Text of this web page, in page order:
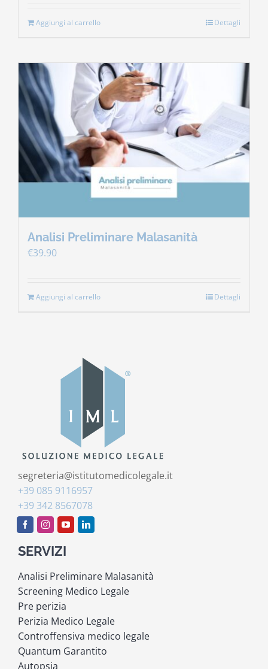
Aggiungi al carrello Dettagli
Analisi Preliminare Malasanità
€39.90
Aggiungi al carrello Dettagli
segreteria@istitutomedicolegale.it
+39 085 9116957
+39 342 8567078
SERVIZI
Analisi Preliminare Malasanità
Screening Medico Legale
Pre perizia
Perizia Medico Legale
Controffensiva medico legale
Quantum Garantito
Autopsia